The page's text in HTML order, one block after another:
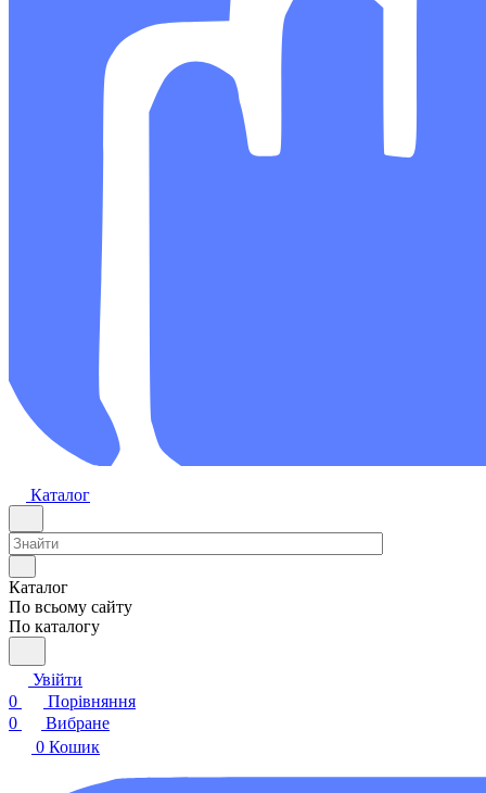
Каталог
Каталог
По всьому сайту
По каталогу
Увійти
0
Порівняння
0
Вибране
0 Кошик